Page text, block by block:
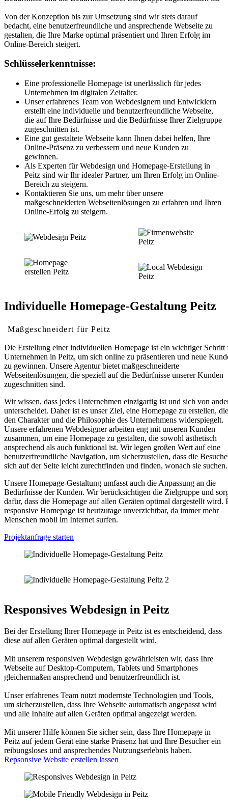
Von der Konzeption bis zur Umsetzung sind wir stets darauf
bedacht, eine benutzerfreundliche und ansprechende Webseite zu
gestalten, die Ihre Marke optimal präsentiert und Ihren Erfolg im
Online-Bereich steigert.
Schlüsselerkenntnisse:
Eine professionelle Homepage ist unerlässlich für jedes
Unternehmen im digitalen Zeitalter.
Unser erfahrenes Team von Webdesignern und Entwicklern
erstellt eine individuelle und benutzerfreundliche Webseite,
die auf Ihre Bedürfnisse und die Bedürfnisse Ihrer Zielgruppe
zugeschnitten ist.
Eine gut gestaltete Webseite kann Ihnen dabei helfen, Ihre
Online-Präsenz zu verbessern und neue Kunden zu
gewinnen.
Als Experten für Webdesign und Homepage-Erstellung in
Peitz sind wir Ihr idealer Partner, um Ihren Erfolg im Online-
Bereich zu steigern.
Kontaktieren Sie uns, um mehr über unsere
maßgeschneiderten Webseitenlösungen zu erfahren und Ihren
Online-Erfolg zu steigern.
Individuelle Homepage-Gestaltung Peitz
Maßgeschneidert für Peitz
Die Erstellung einer individuellen Homepage ist ein wichtiger Schritt
Unternehmen in Peitz, um sich online zu präsentieren und neue
zu gewinnen. Unsere Agentur bietet maßgeschneiderte
Webseitenlösungen, die speziell auf die Bedürfnisse unserer Kunden
zugeschnitten sind.
Wir wissen, dass jedes Unternehmen einzigartig ist und sich von
unterscheidet. Daher ist es unser Ziel, eine Homepage zu erstellen, die
den Charakter und die Philosophie des Unternehmens widerspiegelt.
Unsere erfahrenen Webdesigner arbeiten eng mit unseren Kunden
zusammen, um eine Homepage zu gestalten, die sowohl ästhetisch
ansprechend als auch funktional ist. Wir legen großen Wert auf eine
benutzerfreundliche Navigation, um sicherzustellen, dass die
sich auf der Seite leicht zurechtfinden und finden, wonach sie suchen.
Unsere Homepage-Gestaltung umfasst auch die Anpassung an die
Bedürfnisse der Kunden. Wir berücksichtigen die Zielgruppe und
dafür, dass die Homepage auf allen Geräten optimal dargestellt wird.
responsive Homepage ist heutzutage unverzichtbar, da immer mehr
Menschen mobil im Internet surfen.
Projektanfrage starten
Responsives Webdesign in Peitz
Bei der Erstellung Ihrer Homepage in Peitz ist es entscheidend, dass
diese auf allen Geräten optimal dargestellt wird.
Mit unserem responsiven Webdesign gewährleisten wir, dass Ihre
Webseite auf Desktop-Computern, Tablets und Smartphones
gleichermaßen ansprechend und benutzerfreundlich ist.
Unser erfahrenes Team nutzt modernste Technologien und Tools,
um sicherzustellen, dass Ihre Webseite automatisch angepasst wird
und alle Inhalte auf allen Geräten optimal angezeigt werden.
Mit unserer Hilfe können Sie sicher sein, dass Ihre Homepage in
Peitz auf jedem Gerät eine starke Präsenz hat und Ihre Besucher ein
reibungsloses und ansprechendes Nutzungserlebnis haben.
Repsonsive Website erstellen lassen